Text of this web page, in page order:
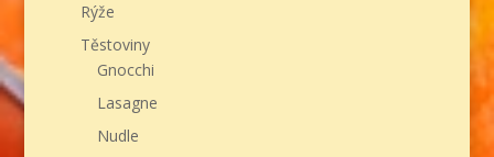
Rýže
Těstoviny
Gnocchi
Lasagne
Nudle